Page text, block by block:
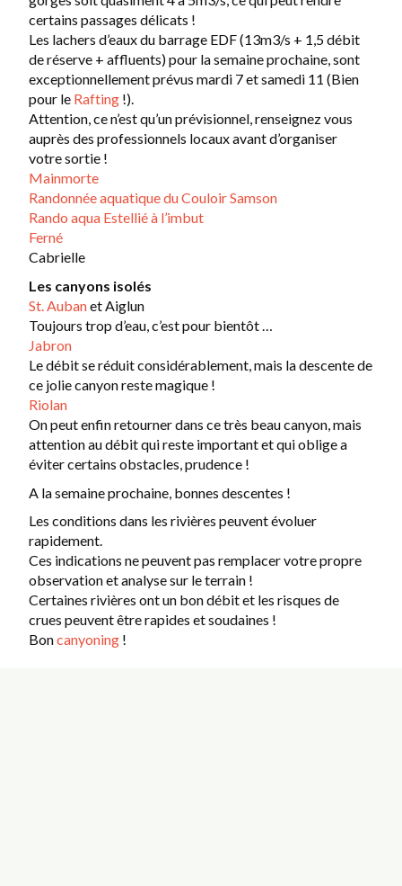
certains passages délicats !
Les lachers d’eaux du barrage EDF (13m3/s + 1,5 débit
de réserve + affluents) pour la semaine prochaine, sont
exceptionnellement prévus mardi 7 et samedi 11 (Bien
pour le Rafting !).
Attention, ce n’est qu’un prévisionnel, renseignez vous
auprès des professionnels locaux avant d’organiser
votre sortie !
Mainmorte
Randonnée aquatique du Couloir Samson
Rando aqua Estellié à l’imbut
Ferné
Cabrielle
Les canyons isolés
St. Aubanet Aiglun
Toujours trop d’eau, c’est pour bientôt …
Jabron
Le débit se réduit considérablement, mais la descente de
ce jolie canyon reste magique !
Riolan
On peut enfin retourner dans ce très beau canyon, mais
attention au débit qui reste important et qui oblige a
éviter certains obstacles, prudence !
A la semaine prochaine, bonnes descentes !
Les conditions dans les rivières peuvent évoluer
rapidement.
Ces indications ne peuvent pas remplacer votre propre
observation et analyse sur le terrain !
Certaines rivières ont un bon débit et les risques de
crues peuvent être rapides et soudaines !
Boncanyoning !